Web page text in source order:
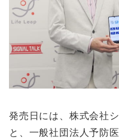
発売日には、株式会社
と、一般社団法人予防